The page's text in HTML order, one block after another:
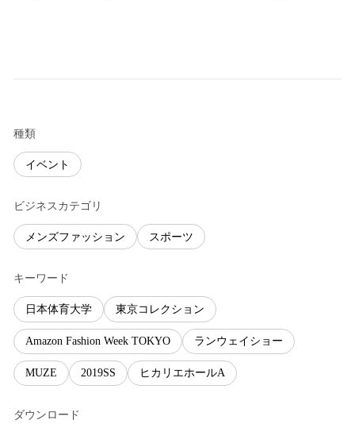
種類
イベント
ビジネスカテゴリ
メンズファッション スポーツ
キーワード
日本体育大学 東京コレクション
Amazon Fashion Week TOKYO ランウェイショー
MUZE 2019SS ヒカリエホールA
ダウンロード